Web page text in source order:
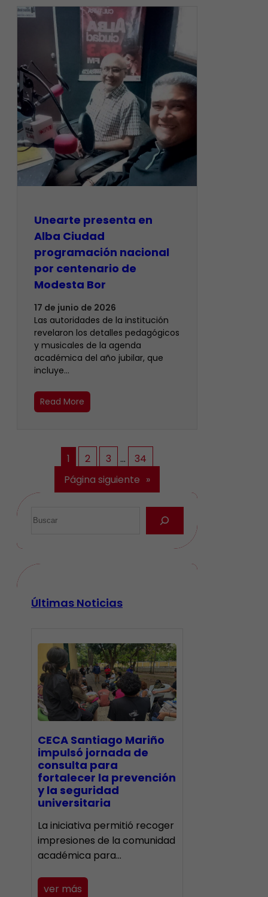
​Unearte presenta en
Alba Ciudad
programación nacional
por centenario de
Modesta Bor
17 de junio de 2026
Las autoridades de la institución
revelaron los detalles pedagógicos
y musicales de la agenda
académica del año jubilar, que
incluye…
Read More
1 2 3 …
34
Página siguiente »
Últimas Noticias
CECA Santiago Mariño
impulsó jornada de
consulta para
fortalecer la prevención
y la seguridad
universitaria
La iniciativa permitió recoger
impresiones de la comunidad
académica para…
ver más